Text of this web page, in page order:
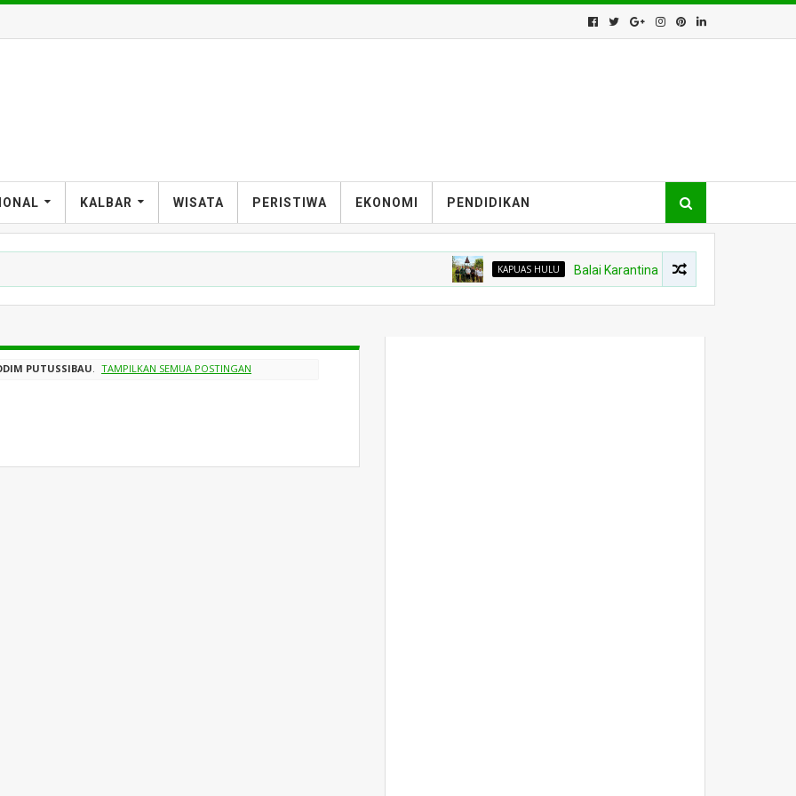
KALBAR WISATA PERISTIWA EKONOMI PENDIDIKAN
KAPUAS HULU Balai Karantina Kalbar Tinjau Jalur Tidak
PUTUSSIBAU. TAMPILKAN SEMUA POSTINGAN